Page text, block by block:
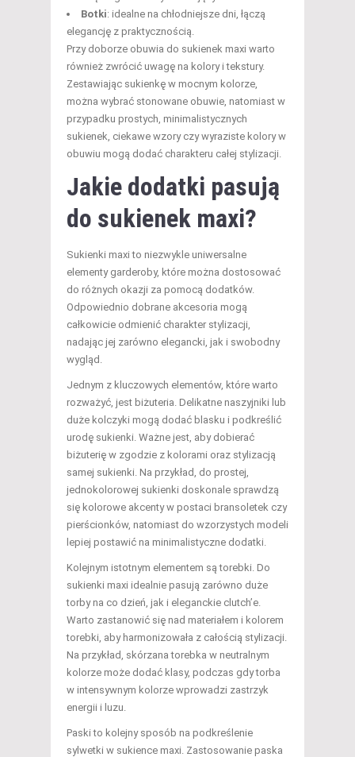
Botki: idealne na chłodniejsze dni, łączą
elegancję z praktycznością.
Przy doborze obuwia do sukienek maxi warto
również zwrócić uwagę na kolory i tekstury.
Zestawiając sukienkę w mocnym kolorze,
można wybrać stonowane obuwie, natomiast w
przypadku prostych, minimalistycznych
sukienek, ciekawe wzory czy wyraziste kolory w
obuwiu mogą dodać charakteru całej stylizacji.
Jakie dodatki pasują
do sukienek maxi?
Sukienki maxi to niezwykle uniwersalne
elementy garderoby, które można dostosować
do różnych okazji za pomocą dodatków.
Odpowiednio dobrane akcesoria mogą
całkowicie odmienić charakter stylizacji,
nadając jej zarówno elegancki, jak i swobodny
wygląd.
Jednym z kluczowych elementów, które warto
rozważyć, jest biżuteria. Delikatne naszyjniki lub
duże kolczyki mogą dodać blasku i podkreślić
urodę sukienki. Ważne jest, aby dobierać
biżuterię w zgodzie z kolorami oraz stylizacją
samej sukienki. Na przykład, do prostej,
jednokolorowej sukienki doskonale sprawdzą
się kolorowe akcenty w postaci bransoletek czy
pierścionków, natomiast do wzorzystych modeli
lepiej postawić na minimalistyczne dodatki.
Kolejnym istotnym elementem są torebki. Do
sukienki maxi idealnie pasują zarówno duże
torby na co dzień, jak i eleganckie clutch’e.
Warto zastanowić się nad materiałem i kolorem
torebki, aby harmonizowała z całością stylizacji.
Na przykład, skórzana torebka w neutralnym
kolorze może dodać klasy, podczas gdy torba
w intensywnym kolorze wprowadzi zastrzyk
energii i luzu.
Paski to kolejny sposób na podkreślenie
sylwetki w sukience maxi. Zastosowanie paska